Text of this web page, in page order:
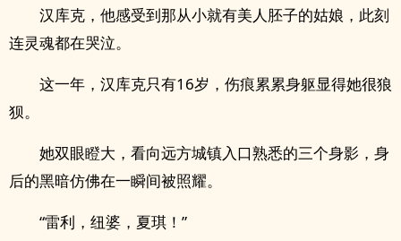
汉库克，他感受到那从小就有美人胚子的姑娘，此刻
连灵魂都在哭泣。
这一年，汉库克只有16岁，伤痕累累身躯显得她很狼
狈。
她双眼瞪大，看向远方城镇入口熟悉的三个身影，身
后的黑暗仿佛在一瞬间被照耀。
“雷利，纽婆，夏琪！”